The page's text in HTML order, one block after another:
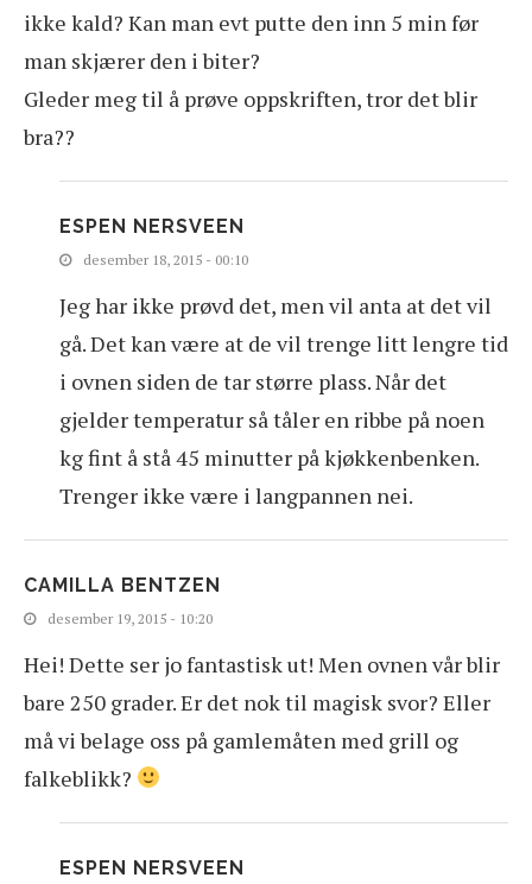
ikke kald? Kan man evt putte den inn 5 min før
man skjærer den i biter?
Gleder meg til å prøve oppskriften, tror det blir
bra??
ESPEN NERSVEEN
desember 18, 2015 - 00:10
Jeg har ikke prøvd det, men vil anta at det vil
gå. Det kan være at de vil trenge litt lengre tid
i ovnen siden de tar større plass. Når det
gjelder temperatur så tåler en ribbe på noen
kg fint å stå 45 minutter på kjøkkenbenken.
Trenger ikke være i langpannen nei.
CAMILLA BENTZEN
desember 19, 2015 - 10:20
Hei! Dette ser jo fantastisk ut! Men ovnen vår blir
bare 250 grader. Er det nok til magisk svor? Eller
må vi belage oss på gamlemåten med grill og
falkeblikk?
ESPEN NERSVEEN